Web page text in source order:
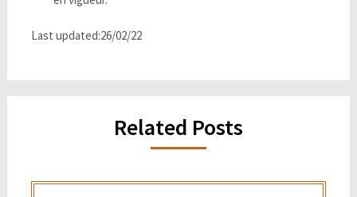
Last updated:26/02/22
Related Posts